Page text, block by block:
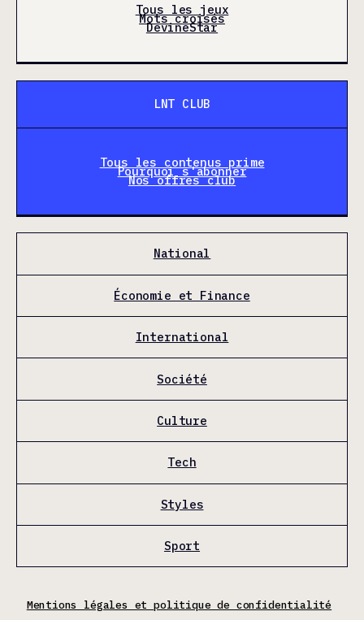
Tous les jeux
Mots croisés
DevineStar
LNT CLUB
Tous les contenus prime
Pourquoi s'abonner
Nos offres club
National
Économie et Finance
International
Société
Culture
Tech
Styles
Sport
Mentions légales et politique de confidentialité